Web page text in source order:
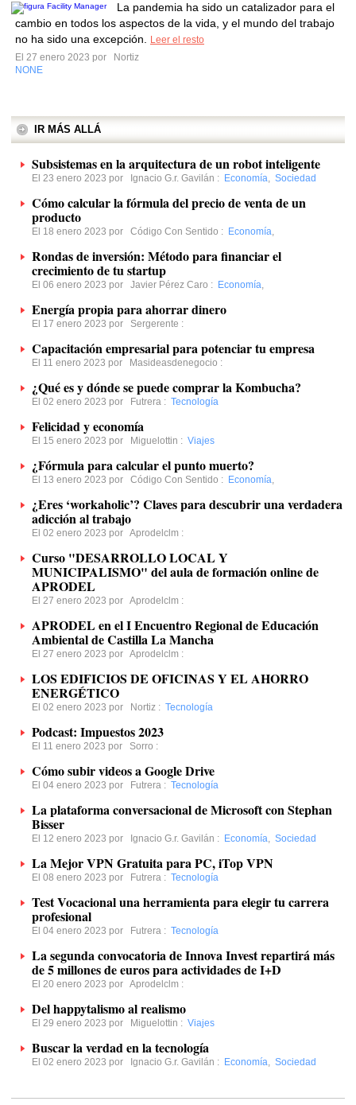
La pandemia ha sido un catalizador para el
cambio en todos los aspectos de la vida, y el mundo del trabajo
no ha sido una excepción.
Leer el resto
El 27 enero 2023 por
Nortiz
NONE
IR MÁS ALLÁ
Subsistemas en la arquitectura de un robot inteligente
El 23 enero 2023 por Ignacio G.r. Gavilán : Economía, Sociedad
Cómo calcular la fórmula del precio de venta de un
producto
El 18 enero 2023 por Código Con Sentido : Economía,
Rondas de inversión: Método para financiar el
crecimiento de tu startup
El 06 enero 2023 por Javier Pérez Caro : Economía,
Energía propia para ahorrar dinero
El 17 enero 2023 por Sergerente :
Capacitación empresarial para potenciar tu empresa
El 11 enero 2023 por Masideasdenegocio :
¿Qué es y dónde se puede comprar la Kombucha?
El 02 enero 2023 por Futrera : Tecnología
Felicidad y economía
El 15 enero 2023 por Miguelottin : Viajes
¿Fórmula para calcular el punto muerto?
El 13 enero 2023 por Código Con Sentido : Economía,
¿Eres ‘workaholic’? Claves para descubrir una verdadera
adicción al trabajo
El 02 enero 2023 por Aprodelclm :
Curso "DESARROLLO LOCAL Y
MUNICIPALISMO" del aula de formación online de
APRODEL
El 27 enero 2023 por Aprodelclm :
APRODEL en el I Encuentro Regional de Educación
Ambiental de Castilla La Mancha
El 27 enero 2023 por Aprodelclm :
LOS EDIFICIOS DE OFICINAS Y EL AHORRO
ENERGÉTICO
El 02 enero 2023 por Nortiz : Tecnología
Podcast: Impuestos 2023
El 11 enero 2023 por Sorro :
Cómo subir videos a Google Drive
El 04 enero 2023 por Futrera : Tecnología
La plataforma conversacional de Microsoft con Stephan
Bisser
El 12 enero 2023 por Ignacio G.r. Gavilán : Economía, Sociedad
La Mejor VPN Gratuita para PC, iTop VPN
El 08 enero 2023 por Futrera : Tecnología
Test Vocacional una herramienta para elegir tu carrera
profesional
El 04 enero 2023 por Futrera : Tecnología
La segunda convocatoria de Innova Invest repartirá más
de 5 millones de euros para actividades de I+D
El 20 enero 2023 por Aprodelclm :
Del happytalismo al realismo
El 29 enero 2023 por Miguelottin : Viajes
Buscar la verdad en la tecnología
El 02 enero 2023 por Ignacio G.r. Gavilán : Economía, Sociedad